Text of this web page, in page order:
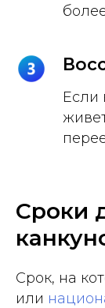
Если
Сроки
Срок, на
или